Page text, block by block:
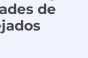
de